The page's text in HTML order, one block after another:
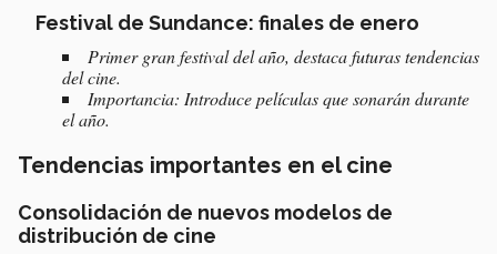
Festival de Sundance: finales de enero
Primer gran festival del año, destaca futuras tendencias
del cine.
Importancia: Introduce películas que sonarán durante
el año.
Tendencias importantes en el cine
Consolidación de nuevos modelos de
distribución de cine